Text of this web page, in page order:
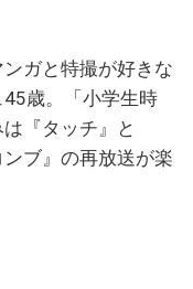
ガと特撮が好きな
歳。「小学生時
『タッチ』と
ンブ』の再放送が楽